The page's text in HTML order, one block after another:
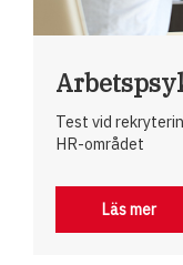
Test vid
HR-området
Läs mer